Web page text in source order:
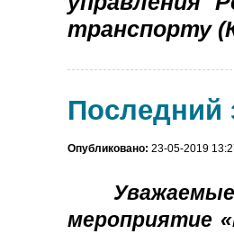
транспорту
Последний
Опубликовано: 23-05-2019
Уважаемые
мероприятие